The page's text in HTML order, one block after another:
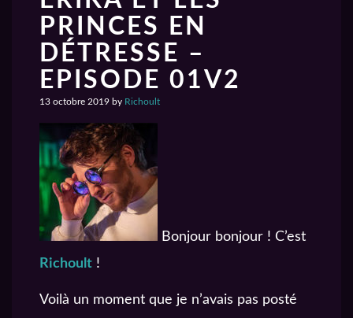
PRINCES EN
DÉTRESSE –
EPISODE 01V2
13 octobre 2019 by Richoult
Bonjour bonjour ! C’est
Richoult !
Voilà un moment que je n’avais pas posté